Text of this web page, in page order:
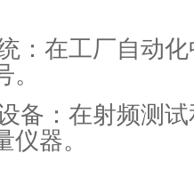
在工厂自动化
：在射频测试
器。